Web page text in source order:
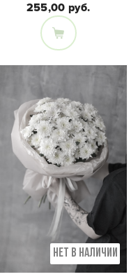
Состав букета:
Цимбидиум, кустовая
хризантема, эвкалипт
255,00 руб.
НЕТ В НАЛИЧИИ